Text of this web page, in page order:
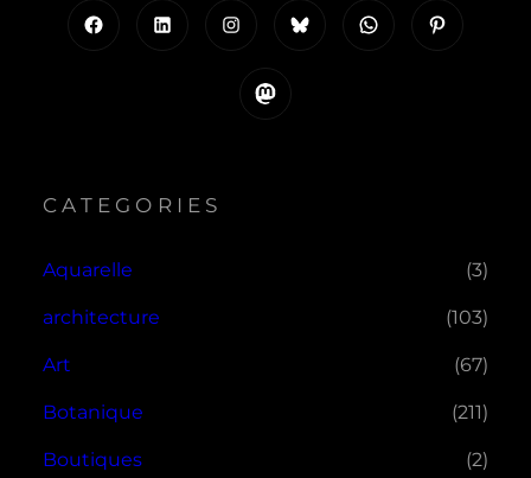
Instagram WhatsApp
Mastodon
CATEGORIES
Aquarelle (3)
architecture (103)
Art (67)
Botanique (211)
Boutiques (2)